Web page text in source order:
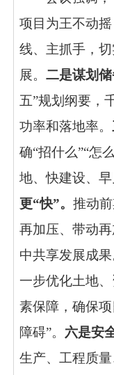
项目为王不动
线、主抓手，
展。 二是谋划
五”规划纲要，
功率和落地率。
确“招什么”“怎
地、快建设、早
更“快”。 推动
再加压、带动
中共享发展成果
一步优化土地
素保障，确保
障碍”。 六是安
生产、工程质